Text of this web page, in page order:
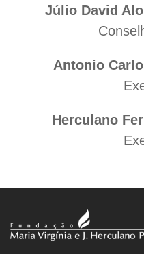
Júlio David
Antonio
Herculano
Fulvia Maria
Heloísa
Célia da
Dmitri